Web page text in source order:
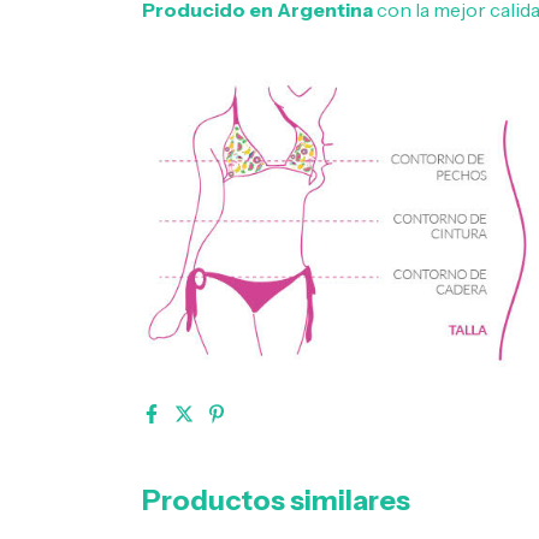
Producido en Argentinacon la mejor
Productos similares